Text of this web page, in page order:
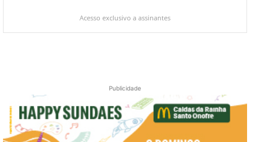
Acesso exclusivo a assinantes
Publicidade